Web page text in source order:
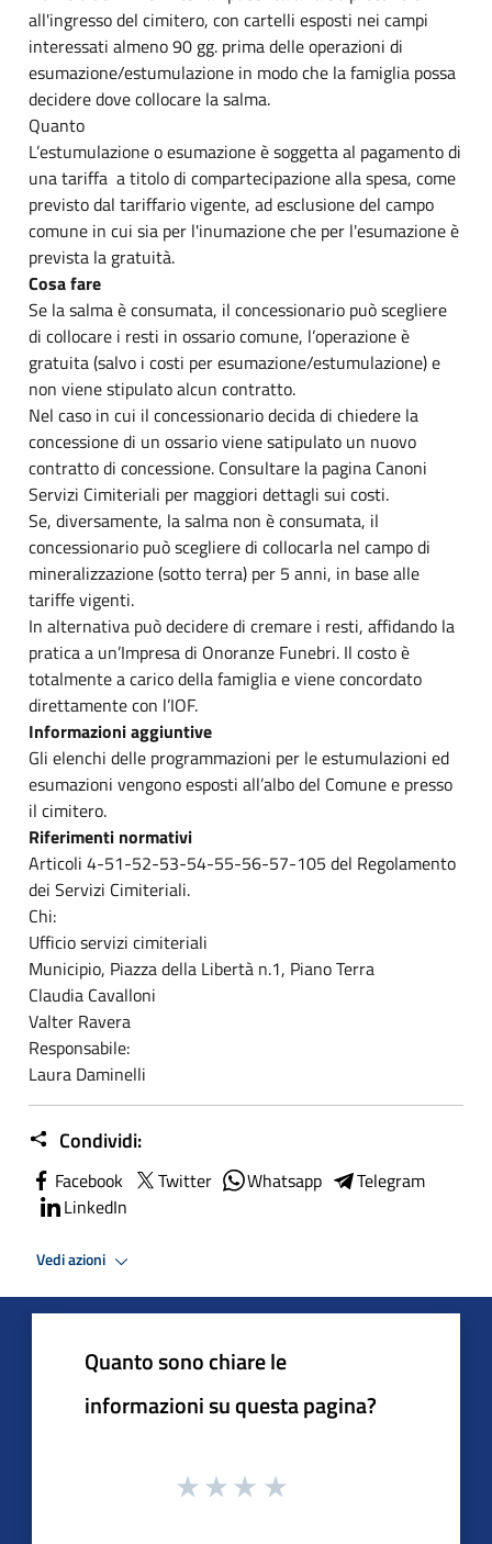
all'ingresso del cimitero, con cartelli esposti nei campi
interessati almeno 90 gg. prima delle operazioni di
esumazione/estumulazione in modo che la famiglia possa
decidere dove collocare la salma.
Quanto
L’estumulazione o esumazione è soggetta al pagamento di
una tariffa a titolo di compartecipazione alla spesa, come
previsto dal tariffario vigente, ad esclusione del campo
comune in cui sia per l'inumazione che per l'esumazione è
prevista la gratuità.
Cosa fare
Se la salma è consumata, il concessionario può scegliere
di collocare i resti in ossario comune, l’operazione è
gratuita (salvo i costi per esumazione/estumulazione) e
non viene stipulato alcun contratto.
Nel caso in cui il concessionario decida di chiedere la
concessione di un ossario viene satipulato un nuovo
contratto di concessione. Consultare la pagina Canoni
Servizi Cimiteriali per maggiori dettagli sui costi.
Se, diversamente, la salma non è consumata, il
concessionario può scegliere di collocarla nel campo di
mineralizzazione (sotto terra) per 5 anni, in base alle
tariffe vigenti.
In alternativa può decidere di cremare i resti, affidando la
pratica a un’Impresa di Onoranze Funebri. Il costo è
totalmente a carico della famiglia e viene concordato
direttamente con l’IOF.
Informazioni aggiuntive
Gli elenchi delle programmazioni per le estumulazioni ed
esumazioni vengono esposti all’albo del Comune e presso
il cimitero.
Riferimenti normativi
Articoli 4-51-52-53-54-55-56-57-105 del Regolamento
dei Servizi Cimiteriali.
Chi:
Ufficio servizi cimiteriali
Municipio, Piazza della Libertà n.1, Piano Terra
Claudia Cavalloni
Valter Ravera
Responsabile:
Laura Daminelli
Condividi:
Facebook Twitter Whatsapp
Telegram
LinkedIn
Vedi azioni
Quanto sono chiare le
informazioni su questa pagina?